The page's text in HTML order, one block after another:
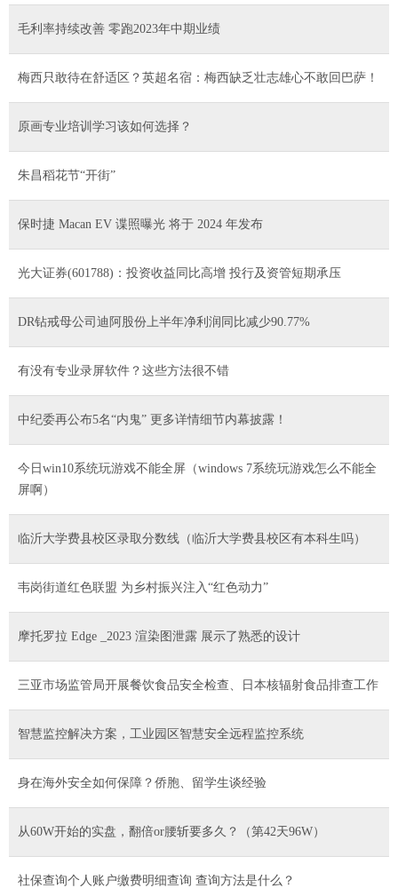
毛利率持续改善 零跑2023年中期业绩
梅西只敢待在舒适区？英超名宿：梅西缺乏壮志雄心不敢回巴萨！
原画专业培训学习该如何选择？
朱昌稻花节“开街”
保时捷 Macan EV 谍照曝光 将于 2024 年发布
光大证券(601788)：投资收益同比高增 投行及资管短期承压
DR钻戒母公司迪阿股份上半年净利润同比减少90.77%
有没有专业录屏软件？这些方法很不错
中纪委再公布5名“内鬼” 更多详情细节内幕披露！
今日win10系统玩游戏不能全屏（windows 7系统玩游戏怎么不能全
屏啊）
临沂大学费县校区录取分数线（临沂大学费县校区有本科生吗）
韦岗街道红色联盟 为乡村振兴注入“红色动力”
摩托罗拉 Edge _2023 渲染图泄露 展示了熟悉的设计
三亚市场监管局开展餐饮食品安全检查、日本核辐射食品排查工作
智慧监控解决方案，工业园区智慧安全远程监控系统
身在海外安全如何保障？侨胞、留学生谈经验
从60W开始的实盘，翻倍or腰斩要多久？（第42天96W）
社保查询个人账户缴费明细查询 查询方法是什么？